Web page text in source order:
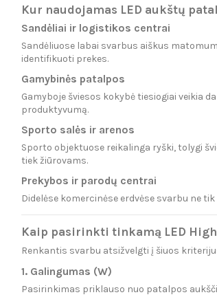
Kur naudojamas LED aukštų
Sandėliai ir logistikos centrai
Sandėliuose labai svarbus aiškus
identifikuoti prekes.
Gamybinės patalpos
Gamyboje šviesos kokybė tiesiogiai veikia
produktyvumą.
Sporto salės ir arenos
Sporto objektuose reikalinga ryški, tolygi
tiek žiūrovams.
Prekybos ir parodų centrai
Didelėse komercinėse erdvėse svarbu ne
Kaip pasirinkti tinkamą LED High
Renkantis svarbu atsižvelgti į šiuos
1. Galingumas (W)
Pasirinkimas priklauso nuo patalpos